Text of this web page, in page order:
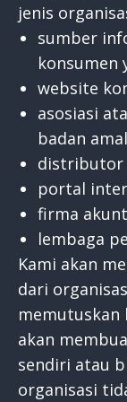
jenis
sumber
konsumen
website
asosiasi
badan
distributor
portal
firma
lembaga
Kami akan
dari
memutuskan
akan
sendiri atau
organisasi